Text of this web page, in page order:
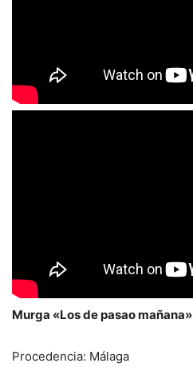
Murga «Los de pasao mañana»
Procedencia: Málaga